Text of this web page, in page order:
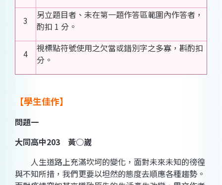
3
另立題目者、未在第一題作答區範圍內作答者，
酌扣 1 分。
4
視標點符號使用之欠當或錯別字之多寡，斟酌扣
分。
【學生佳作】
問題一
大同高中203 黃○崴
人生道路上充滿坎坷的變化，面對未來未知的徬徨
與不知所措，我們更要以坦然的態度去順應各種趨勢。